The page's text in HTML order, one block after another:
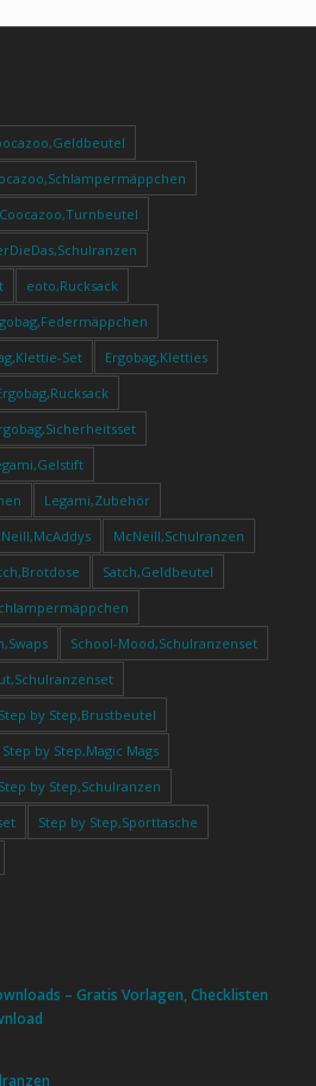
Coocazoo,Turnbeutel
eoto,Rucksack
Set
Ergobag,Kletties
Legami,Zubehör
McNeill,Schulranzen
Satch,Geldbeutel
School-Mood,Schulranzenset
Step by Step,Brustbeutel
Step by Step,Magic Mags
Step by Step,Schulranzen
Step by Step,Sporttasche
– Gratis Vorlagen, Checklisten